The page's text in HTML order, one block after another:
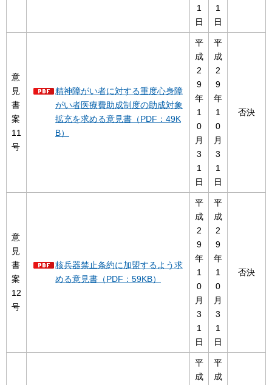
1
日
1
日
意
見
書
案
11
号
精神障がい者に対する重度心身障
がい者医療費助成制度の助成対象
拡充を求める意見書（PDF：49K
B）
平
成
2
9
年
1
0
月
3
1
日
平
成
2
9
年
1
0
月
3
1
日
否決
意
見
書
案
12
号
核兵器禁止条約に加盟するよう求
める意見書（PDF：59KB）
平
成
2
9
年
1
0
月
3
1
日
平
成
2
9
年
1
0
月
3
1
日
否決
平
成
平
成